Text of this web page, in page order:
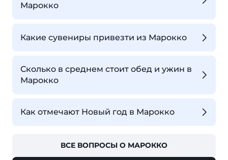
Марокко
Какие сувениры привезти из Марокко
Сколько в среднем стоит обед и ужин в
Марокко
Как отмечают Новый год в Марокко
ВСЕ ВОПРОСЫ О МАРОККО